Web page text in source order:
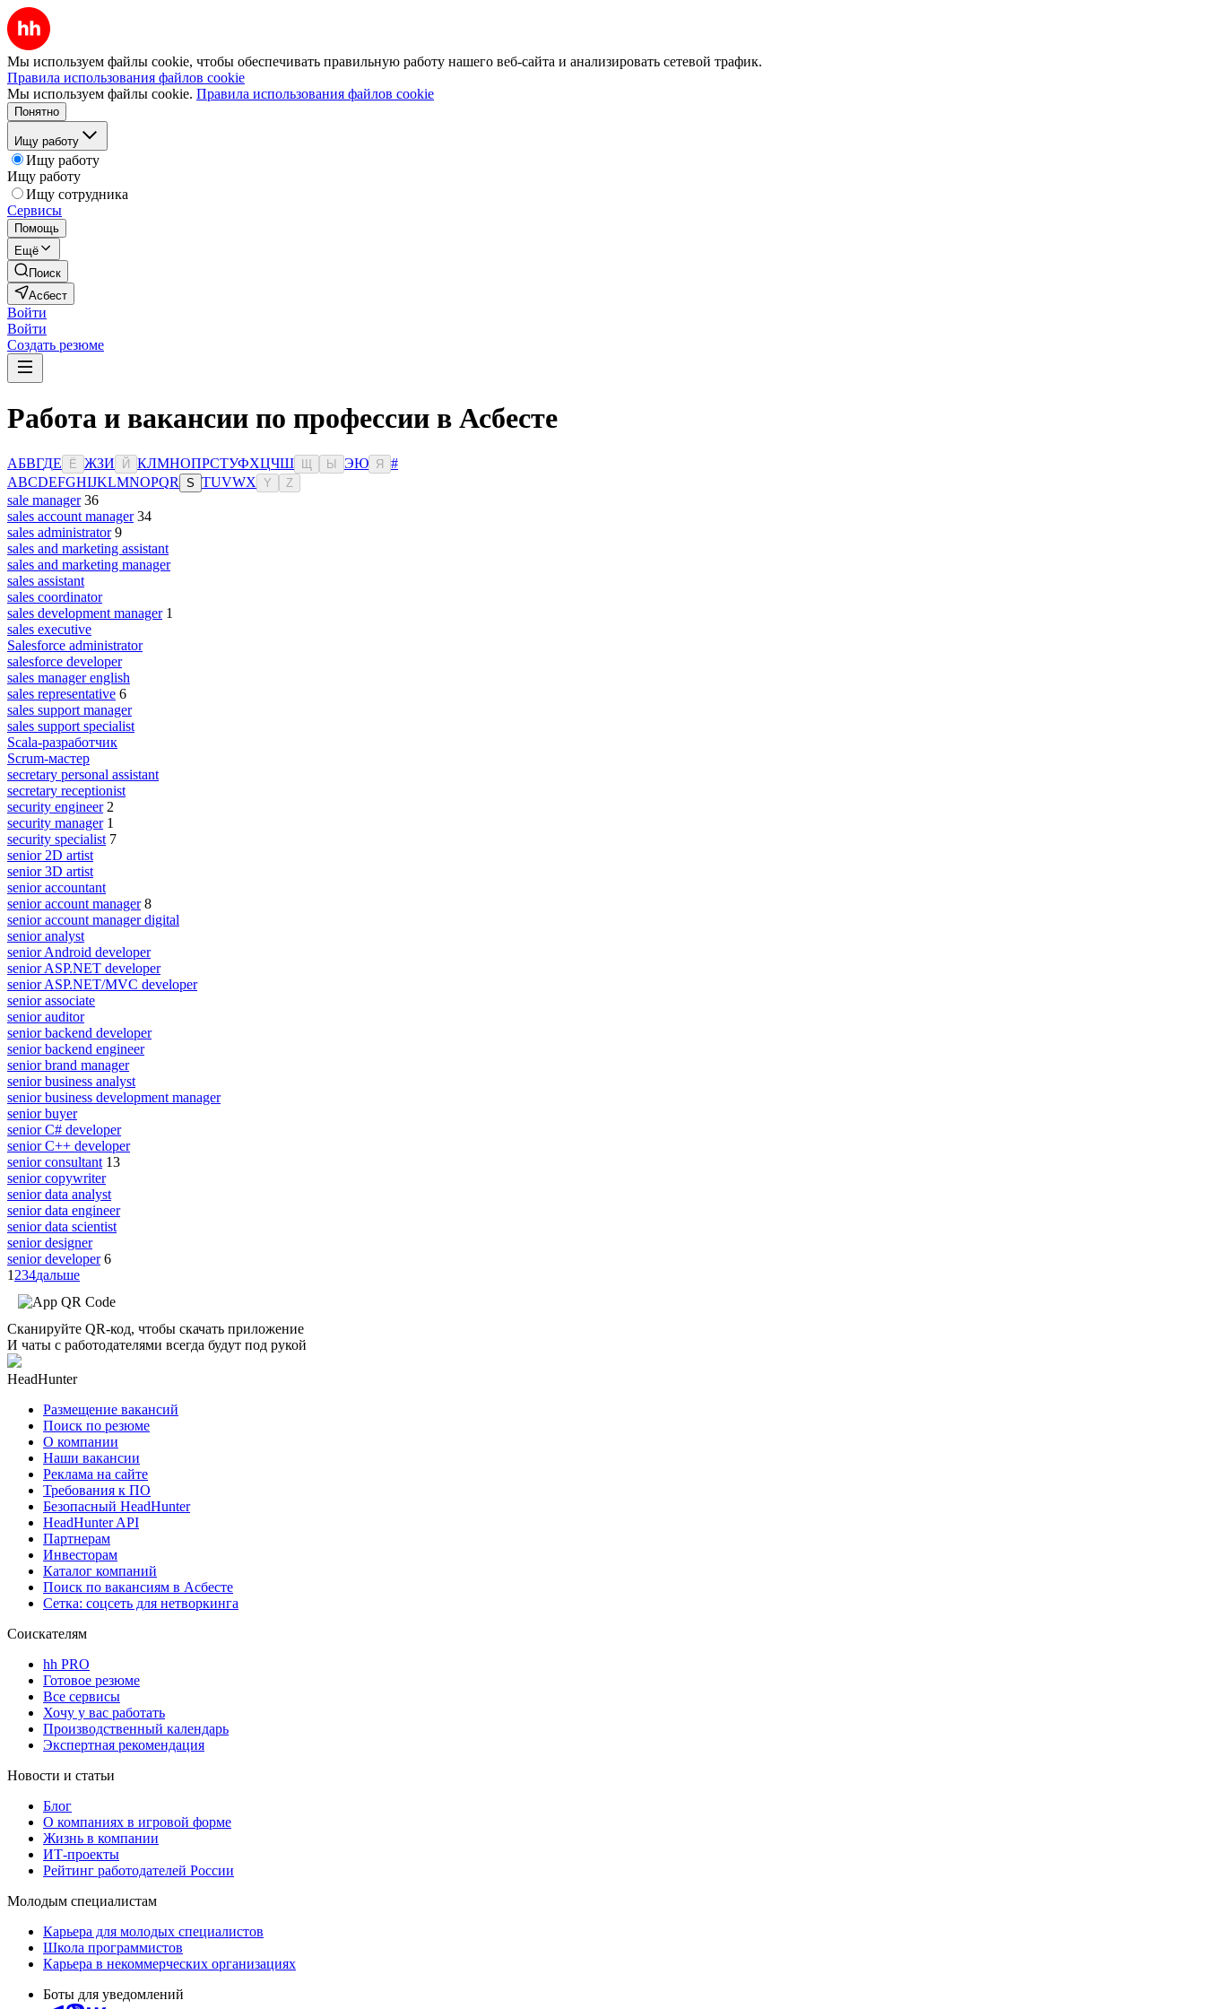
Мы используем файлы cookie, чтобы обеспечивать правильную работу нашего веб-сайта и анализировать сетевой трафик.
Правила использования файлов cookie
Мы используем файлы cookie. Правила использования файлов cookie
Понятно
Ищу работу
Ищу работу
Ищу работу
Ищу сотрудника
Сервисы
Помощь
Ещё
Поиск
Асбест
Войти
Войти
Создать резюме
Работа и вакансии по профессии в Асбесте
АБВГДЕ Ё ЖЗИ Й КЛМНОПРСТУФХЦЧШ Ы ЭЮ Я
#
ABCDEFGHIJKLMNOPQR S TUVWX Y Z
sale manager 36
sales account manager 34
sales administrator 9
sales and marketing assistant
sales and marketing manager
sales assistant
sales coordinator
sales development manager 1
sales executive
Salesforce administrator
salesforce developer
sales manager english
sales representative 6
sales support manager
sales support specialist
Scala-разработчик
Scrum-мастер
secretary personal assistant
secretary receptionist
security engineer 2
security manager 1
security specialist 7
senior 2D artist
senior 3D artist
senior accountant
senior account manager 8
senior account manager digital
senior analyst
senior Android developer
senior ASP.NET developer
senior ASP.NET/MVC developer
senior associate
senior auditor
senior backend developer
senior backend engineer
senior brand manager
senior business analyst
senior business development manager
senior buyer
senior C# developer
senior C++ developer
senior consultant 13
senior copywriter
senior data analyst
senior data engineer
senior data scientist
senior designer
senior developer 6
1 234дальше
Сканируйте QR-код, чтобы скачать приложение
И чаты с работодателями всегда будут под рукой
HeadHunter
Размещение вакансий
Поиск по резюме
О компании
Наши вакансии
Реклама на сайте
Требования к ПО
Безопасный HeadHunter
HeadHunter API
Партнерам
Инвесторам
Каталог компаний
Поиск по вакансиям в Асбесте
Сетка: соцсеть для нетворкинга
Соискателям
hh PRO
Готовое резюме
Все сервисы
Хочу у вас работать
Производственный календарь
Экспертная рекомендация
Новости и статьи
Блог
О компаниях в игровой форме
Жизнь в компании
ИТ-проекты
Рейтинг работодателей России
Молодым специалистам
Карьера для молодых специалистов
Школа программистов
Карьера в некоммерческих организациях
Боты для уведомлений